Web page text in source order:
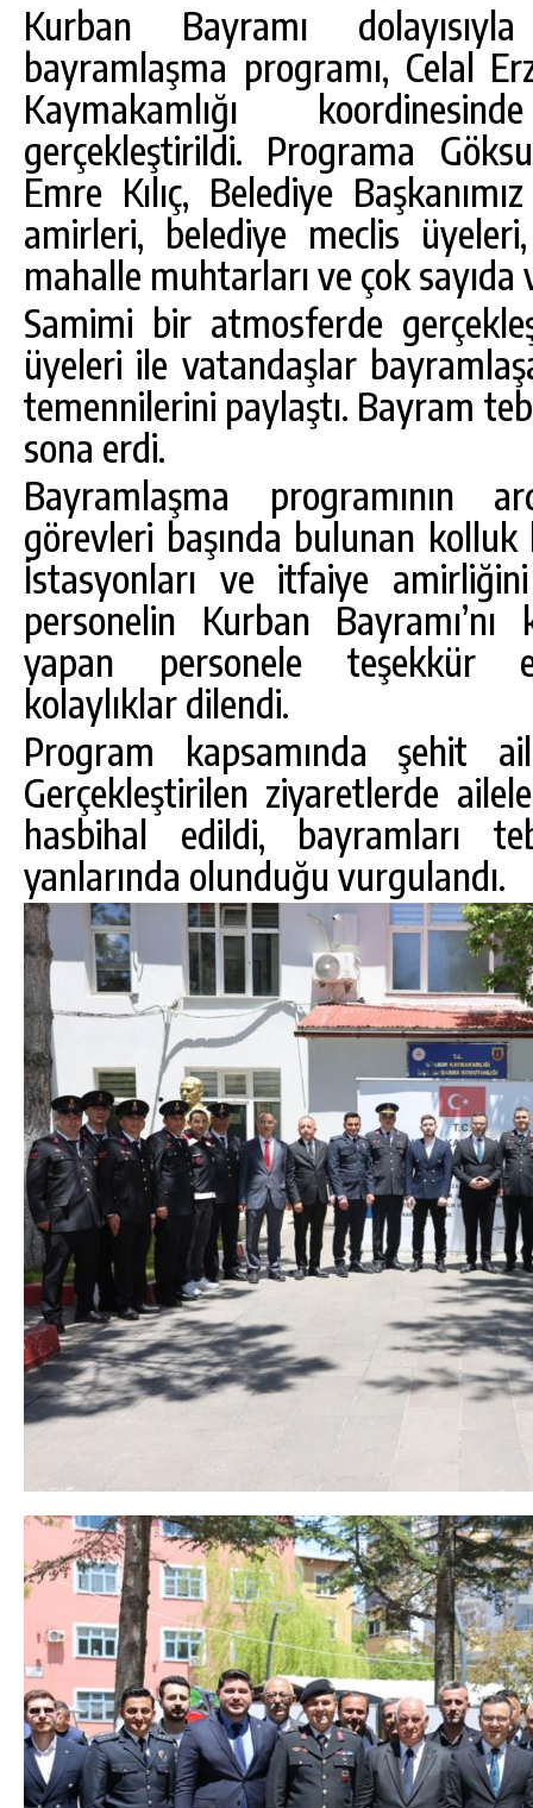
Kurban Bayramı
bayramlaşma programı, Celal
Kaymakamlığı
gerçekleştirildi. Programa
Emre Kılıç, Belediye
amirleri, belediye meclis
mahalle muhtarları ve çok sayıda
Samimi bir atmosferde
üyeleri ile vatandaşlar
temennilerini paylaştı. Bayram
sona erdi.
Bayramlaşma programının
görevleri başında bulunan kolluk
İstasyonları ve itfaiye
personelin Kurban
yapan personele teşekkür
kolaylıklar dilendi.
Program kapsamında şehit
Gerçekleştirilen ziyaretlerde
hasbihal edildi, bayramları
yanlarında olunduğu vurgulandı.
GÖKSUN HAFIZLIK KIZ KUR’AN KURSU
ÖĞRENCILERINE DARENDE GEZISI.